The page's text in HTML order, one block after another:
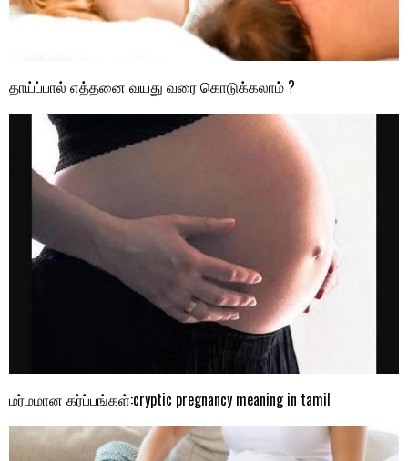
தாய்ப்பால் எத்தனை வயது வரை கொடுக்கலாம் ?
மர்மமான கர்ப்பங்கள்:cryptic pregnancy meaning in tamil